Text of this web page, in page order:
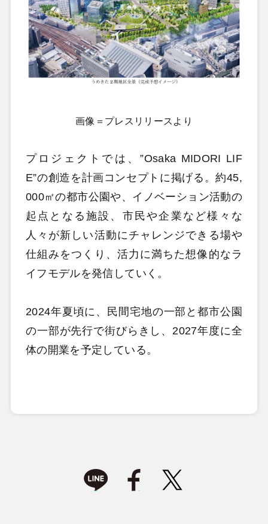
画像＝プレスリリースより
プロジェクトでは、”Osaka MIDORI LIF
E”の創造を計画コンセプトに掲げる。約45,
000㎡の都市公園や、イノベーション活動の
起点となる施設、市民や企業など様々な
人々が新しい活動にチャレンジできる場や
仕組みをつくり、活力に満ちた想像的なラ
イフモデルを発信していく。
2024年夏頃に、民間宅地の一部と都市公園
の一部が先行で街びらきし、2027年度に全
体の開業を予定している。